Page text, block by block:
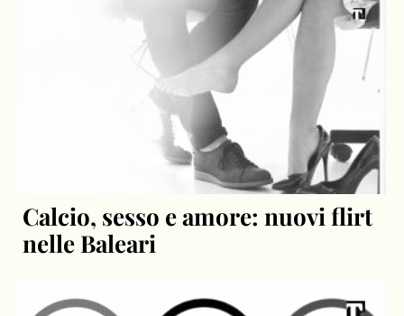
Calcio, sesso e amore: nuovi flirt
nelle Baleari